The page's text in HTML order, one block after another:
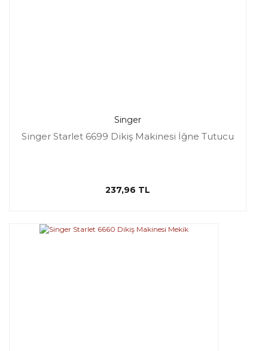
Singer
Singer Starlet 6699 Dikiş Makinesi İğne Tutucu
237,96 TL